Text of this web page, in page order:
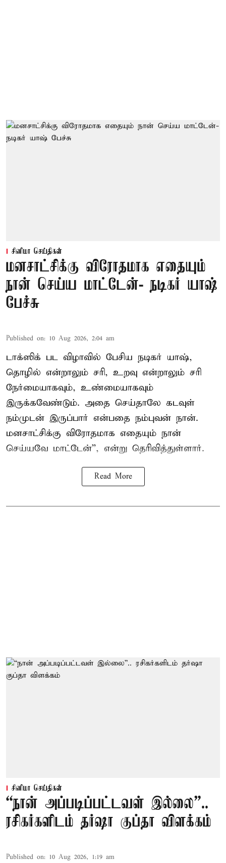
சினிமா செய்திகள்
மனசாட்சிக்கு விரோதமாக எதையும்
நான் செய்ய மாட்டேன்- நடிகர் யாஷ்
பேச்சு
Published on: 10 Aug 2026, 2:04 am
டாக்ஸிக் பட விழாவில் பேசிய நடிகர் யாஷ்,
தொழில் என்றாலும் சரி, உறவு என்றாலும் சரி
நேர்மையாகவும், உண்மையாகவும்
இருக்கவேண்டும். அதை செய்தாலே கடவுள்
நம்முடன் இருப்பார் என்பதை நம்புவன் நான்.
மனசாட்சிக்கு விரோதமாக எதையும் நான்
செய்யவே மாட்டேன்'', என்று தெரிவித்துள்ளார்.
Read More
சினிமா செய்திகள்
“நான் அப்படிப்பட்டவள் இல்லை”..
ரசிகர்களிடம் தர்ஷா குப்தா விளக்கம்
Published on: 10 Aug 2026, 1:19 am